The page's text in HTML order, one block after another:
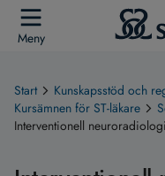
Meny
Start Kunskapsstöd och
Kursämnen för ST-läkare
Interventionell neuroradiologi